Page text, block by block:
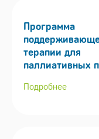
Программа
терапии для
паллиативных
Подробнее